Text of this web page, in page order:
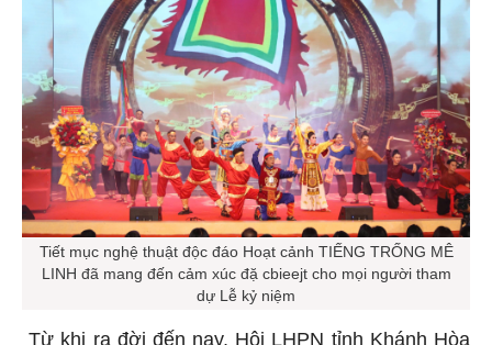
Tiết mục nghệ thuật độc đáo Hoạt cảnh TIẾNG TRỐNG MÊ
LINH đã mang đến cảm xúc đặ cbieejt cho mọi người tham
dự Lễ kỷ niệm
Từ khi ra đời đến nay, Hội LHPN tỉnh Khánh Hòa